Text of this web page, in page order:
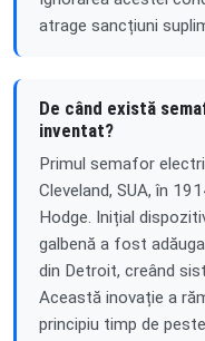
atrage sancțiuni
De când există
inventat?
Primul semafor
Cleveland, SUA, în
Hodge. Inițial
galbenă a fost
din Detroit, creând
Această inovație a
principiu timp de